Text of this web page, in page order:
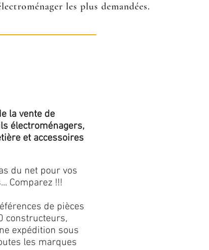
les plus demandées.
la vente de
électroménagers,
et accessoires
du net pour vos
Comparez !!!
de pièces
constructeurs,
expédition sous
les marques